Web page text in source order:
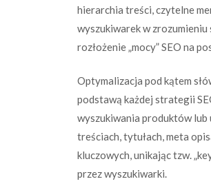
hierarchia treści, czytelne
wyszukiwarek w
rozłożenie „mocy” SEO na
Optymalizacja pod kątem
podstawą każdej strategii
wyszukiwania produktów lub
treściach, tytułach, meta
kluczowych, unikając tzw.
przez wyszukiwarki.